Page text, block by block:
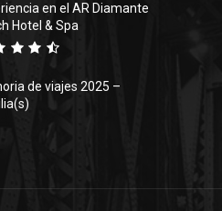
en el AR Diamante
Hotel & Spa
de viajes 2025 –